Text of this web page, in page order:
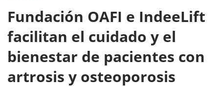
Fundación OAFI e IndeeLift
facilitan el cuidado y el
bienestar de pacientes con
artrosis y osteoporosis